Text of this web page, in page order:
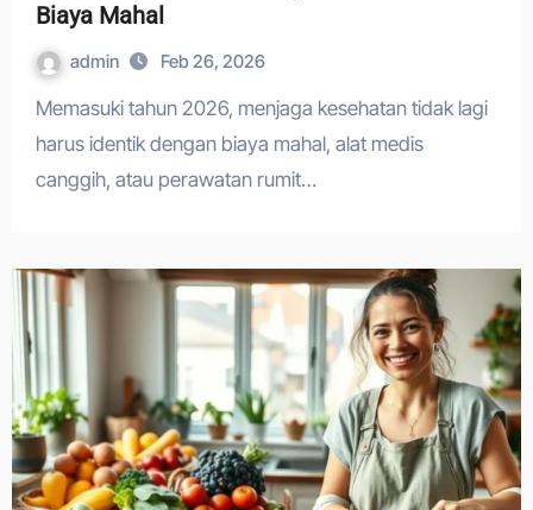
Biaya Mahal
admin Feb 26, 2026
Memasuki tahun 2026, menjaga kesehatan tidak lagi
harus identik dengan biaya mahal, alat medis
canggih, atau perawatan rumit…